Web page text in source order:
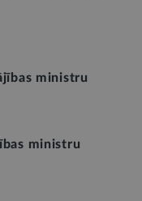
ministru
ministru